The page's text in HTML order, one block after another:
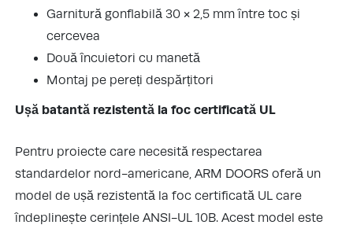
Garnitură gonflabilă 30 × 2,5 mm între toc și
cercevea
Două încuietori cu manetă
Montaj pe pereți despărțitori
Ușă batantă rezistentă la foc certificată UL
Pentru proiecte care necesită respectarea
standardelor nord-americane, ARM DOORS oferă un
model de ușă rezistentă la foc certificată UL care
îndeplinește cerințele ANSI-UL 10B. Acest model este